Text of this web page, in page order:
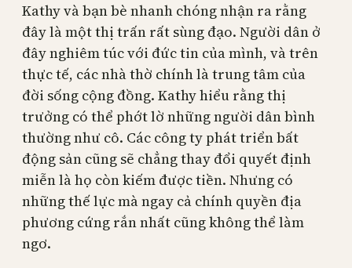
Kathy và bạn bè nhanh chóng nhận ra rằng
đây là một thị trấn rất sùng đạo. Người dân ở
đây nghiêm túc với đức tin của mình, và trên
thực tế, các nhà thờ chính là trung tâm của
đời sống cộng đồng. Kathy hiểu rằng thị
trưởng có thể phớt lờ những người dân bình
thường như cô. Các công ty phát triển bất
động sản cũng sẽ chẳng thay đổi quyết định
miễn là họ còn kiếm được tiền. Nhưng có
những thế lực mà ngay cả chính quyền địa
phương cứng rắn nhất cũng không thể làm
ngơ.